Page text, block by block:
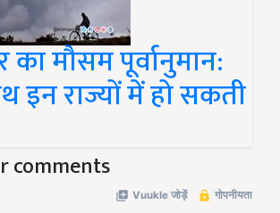
का मौसम पूर्वानुमान:
इन राज्यों में हो सकती
comments